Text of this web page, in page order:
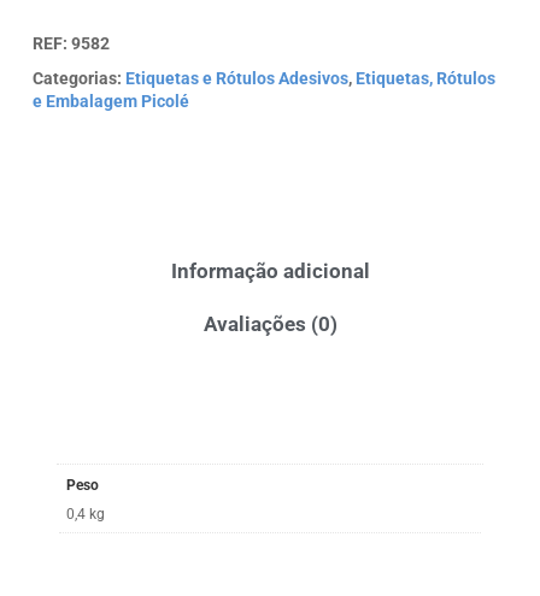
REF: 9582
Categorias: Etiquetas e Rótulos Adesivos, Etiquetas, Rótulos
e Embalagem Picolé
Informação adicional
Avaliações (0)
Peso
0,4 kg